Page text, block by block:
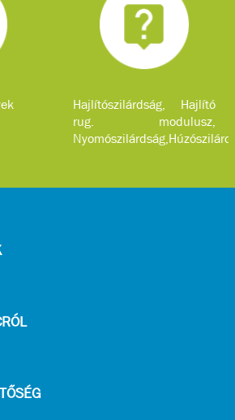
Hajlítószilárdság, Hajlító
rug. modulusz,